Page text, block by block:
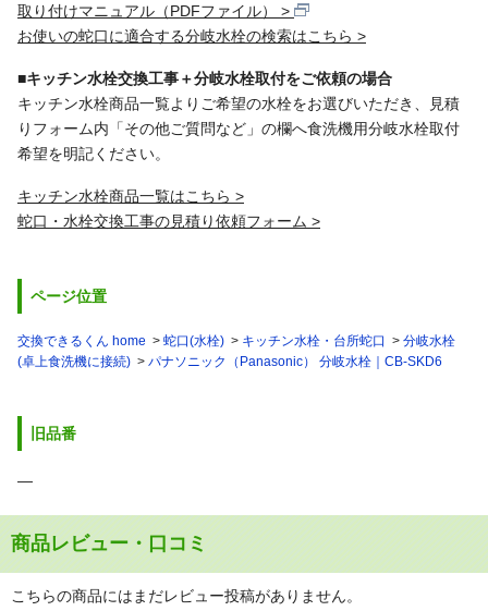
取り付けマニュアル（PDFファイル）
お使いの蛇口に適合する分岐水栓の検索はこちら
■キッチン水栓交換工事＋分岐水栓取付をご依頼の場合
キッチン水栓商品一覧よりご希望の水栓をお選びいただき、見積
りフォーム内「その他ご質問など」の欄へ食洗機用分岐水栓取付
希望を明記ください。
キッチン水栓商品一覧はこちら
蛇口・水栓交換工事の見積り依頼フォーム
ページ位置
交換できるくん home 蛇口(水栓) キッチン水栓・台所蛇口
分岐水栓
(卓上食洗機に接続)
パナソニック（Panasonic） 分岐水栓｜CB-SKD6
旧品番
―
商品レビュー・口コミ
こちらの商品にはまだレビュー投稿がありません。